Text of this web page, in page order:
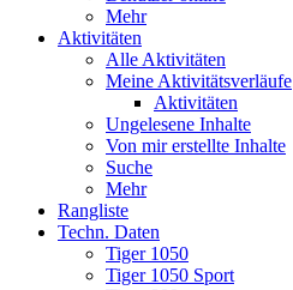
Mehr
Aktivitäten
Alle Aktivitäten
Meine Aktivitätsverläufe
Aktivitäten
Ungelesene Inhalte
Von mir erstellte Inhalte
Suche
Mehr
Rangliste
Techn. Daten
Tiger 1050
Tiger 1050 Sport